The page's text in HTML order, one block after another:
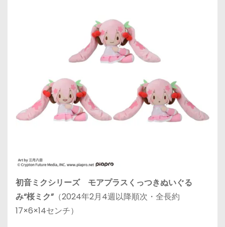
初音ミクシリーズ モアプラスくっつきぬいぐる
み“桜ミク”（2024年2月4週以降順次・全長約
17×6×14センチ）